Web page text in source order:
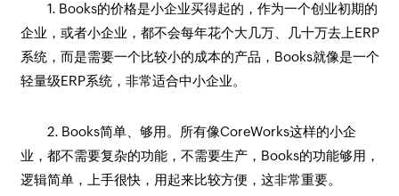
1. Books的价格是小企业买得起的，作为一个创业初期的
企业，或者小企业，都不会每年花个大几万、几十万去上ERP
系统，而是需要一个比较小的成本的产品，Books就像是一个
轻量级ERP系统，非常适合中小企业。
2. Books简单、够用。所有像CoreWorks这样的小企
业，都不需要复杂的功能，不需要生产，Books的功能够用，
逻辑简单，上手很快，用起来比较方便，这非常重要。